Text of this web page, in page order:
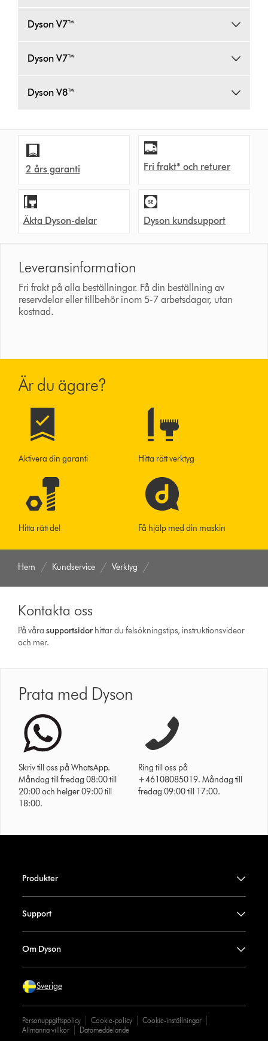
Dyson V7™
Dyson V7™
Dyson V8™
2 års garanti Fri frakt* och returer
Äkta Dyson-delar Dyson kundsupport
Leveransinformation
Fri frakt på alla beställningar. Få din beställning av
reservdelar eller tillbehör inom 5-7 arbetsdagar, utan
kostnad.
Är du ägare?
Aktivera din garanti Hitta rätt verktyg
Hitta rätt del Få hjälp med din maskin
Hem Kundservice Verktyg
Kontakta oss
På vårasupport­sidor hittar du felsökningstips, instruktionsvideor
och mer.
Prata med Dyson
Skriv till oss på WhatsApp.
Måndag till fredag 08:00 till
20:00 och helger 09:00 till
18:00.
Ring till oss på
+46108085019. Måndag till
fredag 09:00 till 17:00.
Produkter
Support
Om Dyson
Sverige
Personuppgiftspolicy Cookie-policy
Cookie-inställningar
Allmänna villkor
Datameddelande